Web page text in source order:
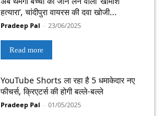
हत्यारा’, चांदीपुरा वायरस की दवा खोजी...
Pradeep Pal - 23/06/2025
Read more
YouTube Shorts ला रहा है 5 धमाकेदार नए
फीचर्स, क्रिएटर्स की होगी बल्ले-बल्ले
Pradeep Pal - 01/05/2025